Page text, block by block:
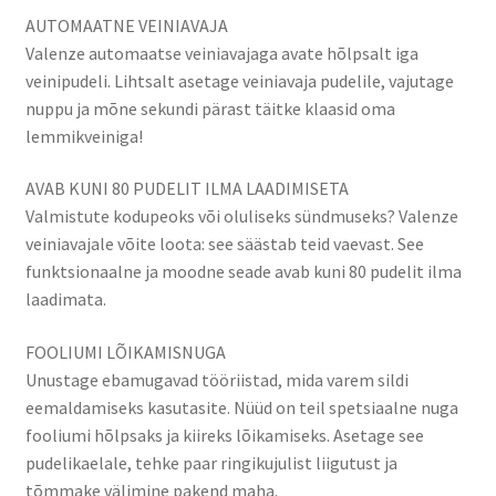
AUTOMAATNE VEINIAVAJA
Valenze automaatse veiniavajaga avate hõlpsalt iga
veinipudeli. Lihtsalt asetage veiniavaja pudelile, vajutage
nuppu ja mõne sekundi pärast täitke klaasid oma
lemmikveiniga!
AVAB KUNI 80 PUDELIT ILMA LAADIMISETA
Valmistute kodupeoks või oluliseks sündmuseks? Valenze
veiniavajale võite loota: see säästab teid vaevast. See
funktsionaalne ja moodne seade avab kuni 80 pudelit ilma
laadimata.
FOOLIUMI LÕIKAMISNUGA
Unustage ebamugavad tööriistad, mida varem sildi
eemaldamiseks kasutasite. Nüüd on teil spetsiaalne nuga
fooliumi hõlpsaks ja kiireks lõikamiseks. Asetage see
pudelikaelale, tehke paar ringikujulist liigutust ja
tõmmake välimine pakend maha.